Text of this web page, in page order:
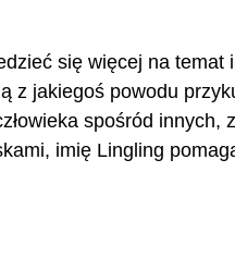
się więcej na temat
jakiegoś powodu
spośród innych,
imię Lingling